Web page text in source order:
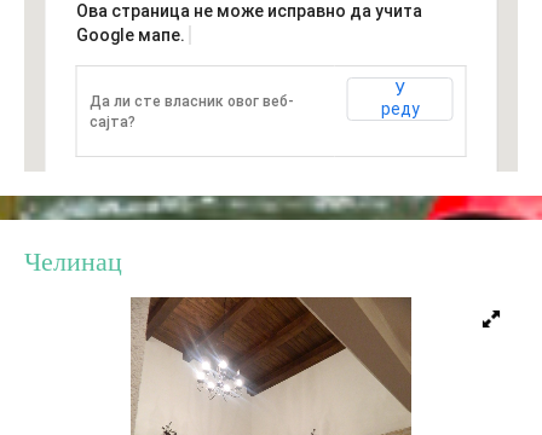
Дестинације
Мапа дестинација
Манифестације
Смјештај
Ова страница не може исправно да учита
Google мапе.
Да ли сте власник овог веб-
сајта?
У
реду
Челинац